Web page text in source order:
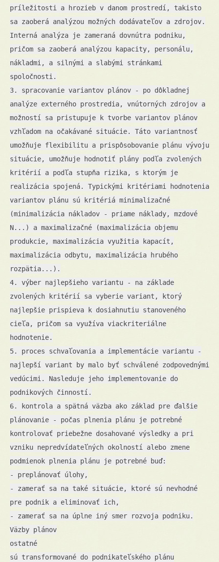
príležitosti a hrozieb v danom prostredí, takisto
sa zaoberá analýzou možných dodávateľov a zdrojov.
Interná analýza je zameraná dovnútra podniku,
pričom sa zaoberá analýzou kapacity, personálu,
nákladmi, a silnými a slabými stránkami
spoločnosti.
3. spracovanie variantov plánov - po dôkladnej
analýze externého prostredia, vnútorných zdrojov a
možností sa pristupuje k tvorbe variantov plánov
vzhľadom na očakávané situácie. Táto variantnosť
umožňuje flexibilitu a prispôsobovanie plánu vývoju
situácie, umožňuje hodnotiť plány podľa zvolených
kritérií a podľa stupňa rizika, s ktorým je
realizácia spojená. Typickými kritériami hodnotenia
variantov plánu sú kritériá minimalizačné
(minimalizácia nákladov - priame náklady, mzdové
N...) a maximalizačné (maximalizácia objemu
produkcie, maximalizácia využitia kapacít,
maximalizácia odbytu, maximalizácia hrubého
rozpätia...).
4. výber najlepšieho variantu - na základe
zvolených kritérií sa vyberie variant, ktorý
najlepšie prispieva k dosiahnutiu stanoveného
cieľa, pričom sa využíva viackriteriálne
hodnotenie.
5. proces schvaľovania a implementácie variantu -
najlepší variant by malo byť schválené zodpovednými
vedúcimi. Nasleduje jeho implementovanie do
podnikových činností.
6. kontrola a spätná väzba ako základ pre ďalšie
plánovanie - počas plnenia plánu je potrebné
kontrolovať priebežne dosahované výsledky a pri
vzniku nepredvídateľných okolností alebo zmene
podmienok plnenia plánu je potrebné buď:
- preplánovať úlohy,
- zamerať sa na také situácie, ktoré sú nevhodné
pre podnik a eliminovať ich,
- zamerať sa na úplne iný smer rozvoja podniku.
Väzby plánov
ostatné
sú transformované do podnikateľského plánu